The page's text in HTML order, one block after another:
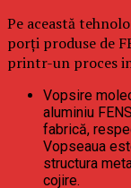
Pe această
porți produse de
printr-un proces
Vopsire
aluminiu
fabrică,
Vopseaua
structura
cojire.